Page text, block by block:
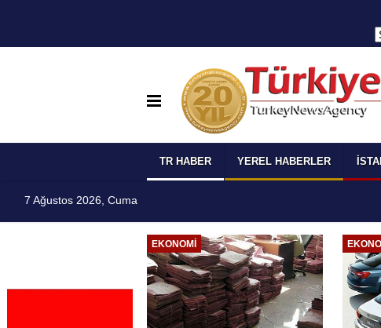
TR HABER YEREL HABERLER
7 Ağustos 2026, Cuma
EKONOMI